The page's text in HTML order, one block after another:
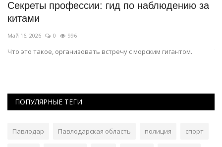
Секреты профессии: гид по наблюдению за
китами
Май 16, 2026 0 996
Что это такое, организовать встречу с морским гигантом.
ПОПУЛЯРНЫЕ ТЕГИ
Павлодар Павлодарская область полиция спорт